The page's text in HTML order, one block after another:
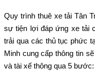
Quy trình thuê xe tải Tân
sự tiện lợi đáp ứng xe tải
trải qua các thủ tục phức
Minh cung cấp thông tin
và tài xế thông qua 5 bước: